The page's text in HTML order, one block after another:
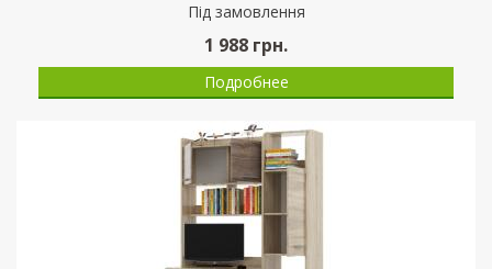
Пiд замовлення
1 988 грн.
Подробнее